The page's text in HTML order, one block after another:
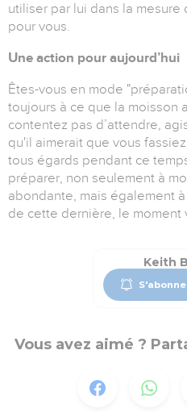
utiliser par lui dans la mesure
pour vous.
Une action pour aujourd’hui
Êtes-vous en mode "
toujours à ce que la moisson
contentez pas d’attendre,
qu'il aimerait que vous
tous égards pendant ce
préparer, non seulement à
abondante, mais également
de cette dernière, le moment
Keith
Vous avez aimé ?